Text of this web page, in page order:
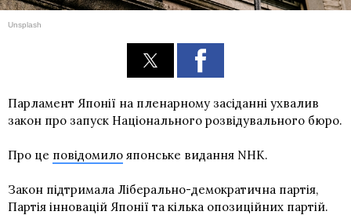
Unsplash
Парламент Японії на пленарному засіданні ухвалив
закон про запуск Національного розвідувального бюро.
Про це повідомило японське видання NHK.
Закон підтримала Ліберально-демократична партія,
Партія інновацій Японії та кілька опозиційних партій.